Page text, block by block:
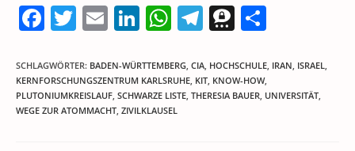
F
c
e
b
T
itt
er
E
ai
l
Li
k
e
dI
W
at
s
A
T
e
gr
T
re
e
le
n
SCHLAGWÖRTER: BADEN-WÜRTTEMBERG, CIA, HOCHSCHULE, IRAN, ISRAEL,
KERNFORSCHUNGSZENTRUM KARLSRUHE, KIT, KNOW-HOW,
PLUTONIUMKREISLAUF, SCHWARZE LISTE, THERESIA BAUER, UNIVERSITÄT,
WEGE ZUR ATOMMACHT, ZIVILKLAUSEL